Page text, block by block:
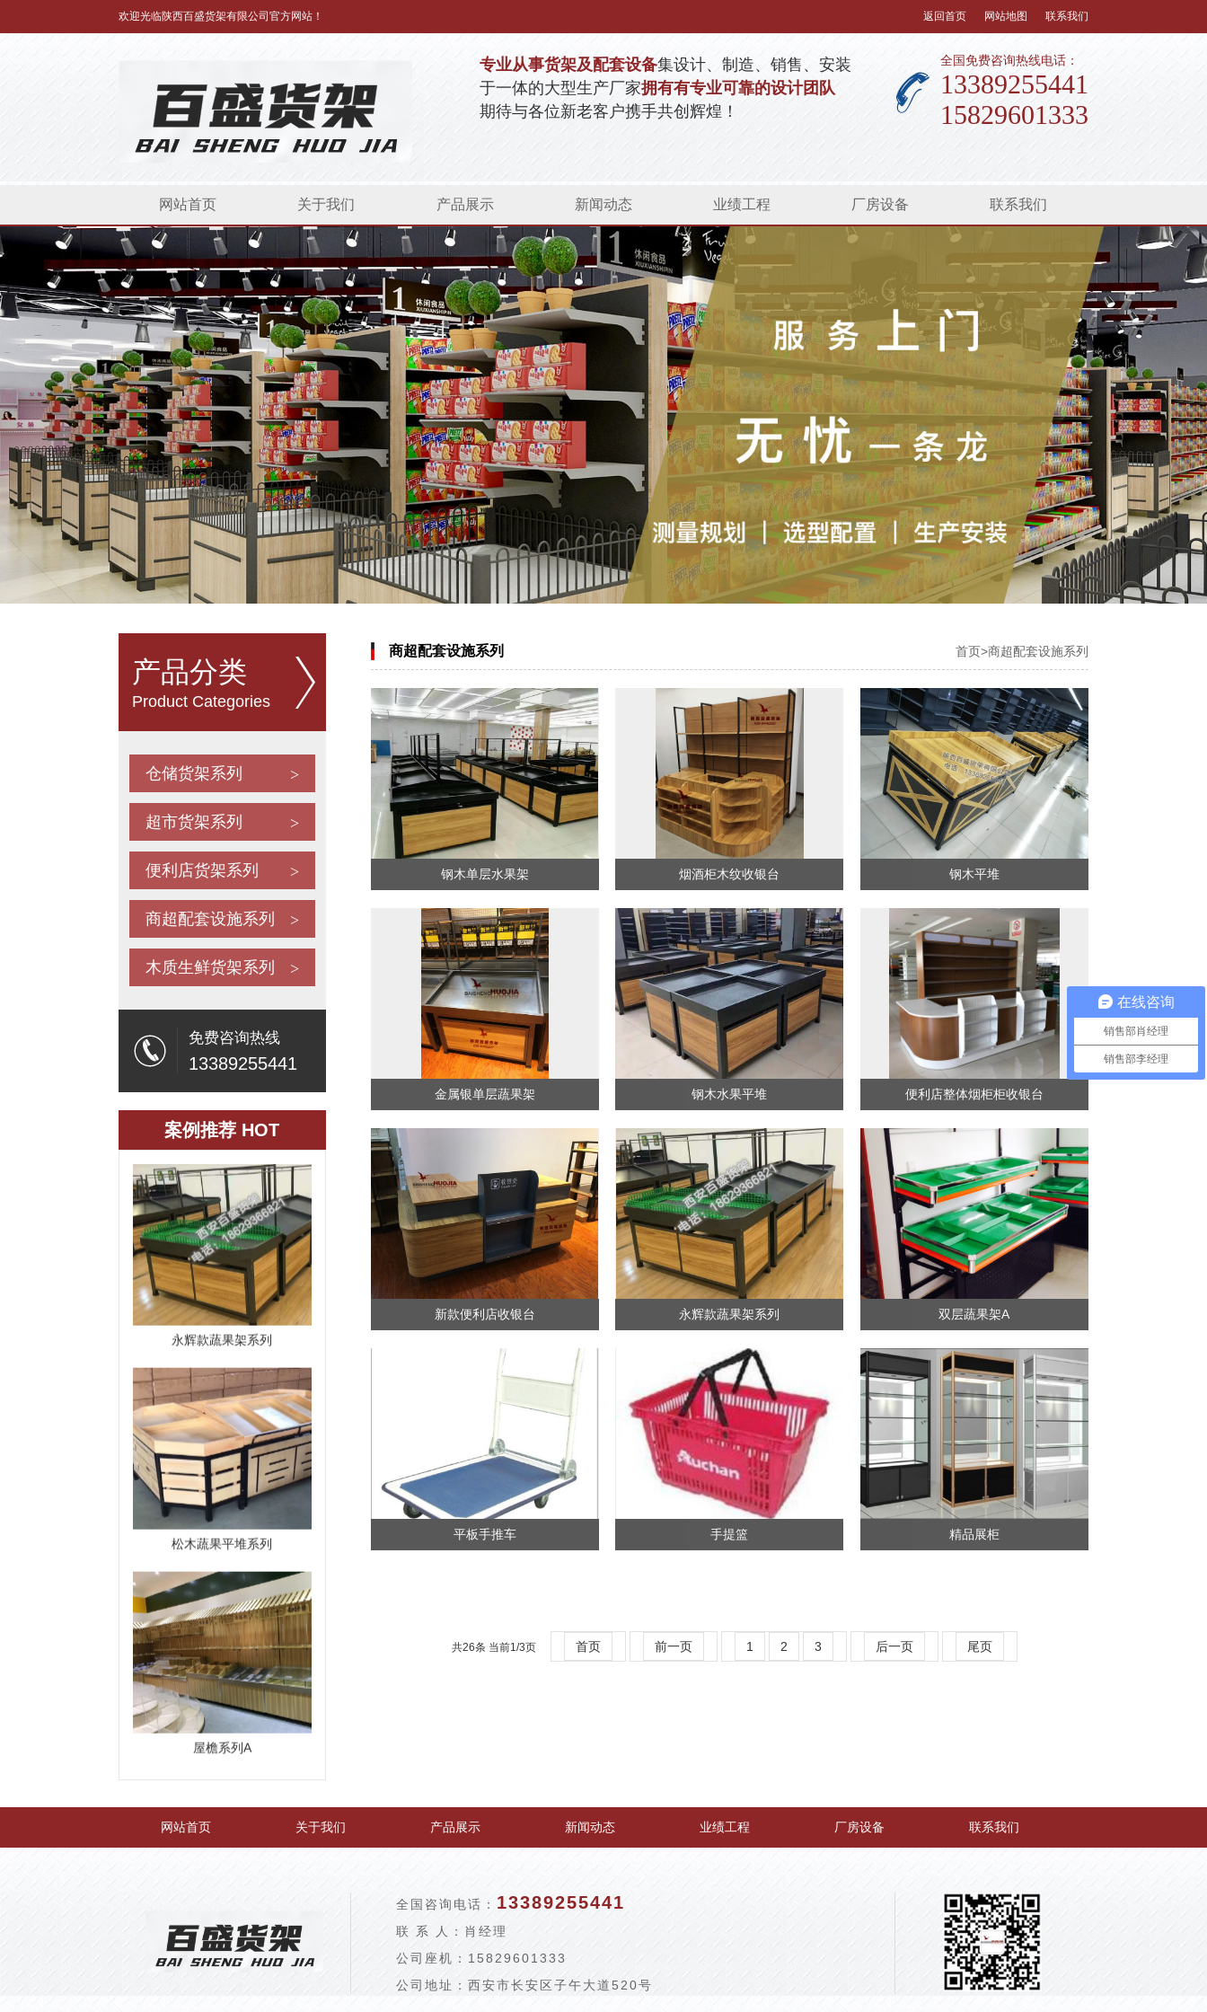
欢迎光临陕西百盛货架有限公司官方网站！ 返回首页 网站地图 联系我们
专业从事货架及配套设备集设计、制造、销售、安装
于一体的大型生产厂家拥有有专业可靠的设计团队
期待与各位新老客户携手共创辉煌！
全国免费咨询热线电话：
13389255441
15829601333
网站首页 关于我们 产品展示 新闻动态 业绩工程 厂房设备 联系我们
产品分类
Product Categories
仓储货架系列 >
超市货架系列 >
便利店货架系列 >
商超配套设施系列 >
木质生鲜货架系列 >
免费咨询热线
13389255441
案例推荐 HOT
超市货架整体图
超市货架30*70中岛
四柱钢制仿木纹烟酒收银台
高端黑30*70超市货架
永辉款蔬果架系列
松木蔬果平堆系列
屋檐系列A
超市货架整体图
超市货架30*70中岛
商超配套设施系列 首页>商超配套设施系列
钢木单层水果架 烟酒柜木纹收银台 钢木平堆
金属银单层蔬果架 钢木水果平堆 便利店整体烟柜柜收银台
新款便利店收银台 永辉款蔬果架系列 双层蔬果架A
平板手推车 手提篮 精品展柜
共26条 当前1/3页 首页 前一页 1 2 3 后一页 尾页
网站首页 关于我们 产品展示 新闻动态 业绩工程 厂房设备 联系我们
全国咨询电话： 13389255441
联 系 人：肖经理
公司座机：15829601333
公司地址：西安市长安区子午大道520号
在线咨询
销售部肖经理
销售部李经理